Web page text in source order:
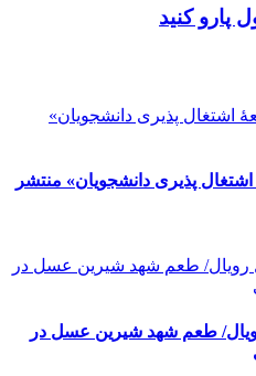
پارو کنید
پذیری دانشجویان» منتشر
رویال/ طعم شهد شیرین عسل‌ در